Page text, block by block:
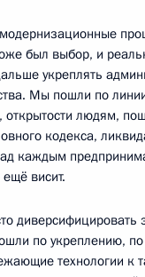
был выбор, и
укреплять
Мы пошли по
открытости людям,
кодекса,
каждым
висит.
диверсифицировать
по укреплению,
технологии к